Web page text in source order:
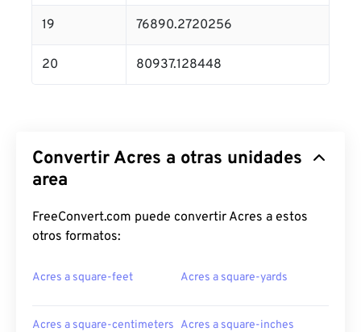
19 76890.2720256
20 80937.128448
Convertir Acres a otras unidades
area
FreeConvert.com puede convertir Acres a estos
otros formatos:
Acres a square-feet Acres a square-yards
Acres a square-centimeters Acres a square-inches